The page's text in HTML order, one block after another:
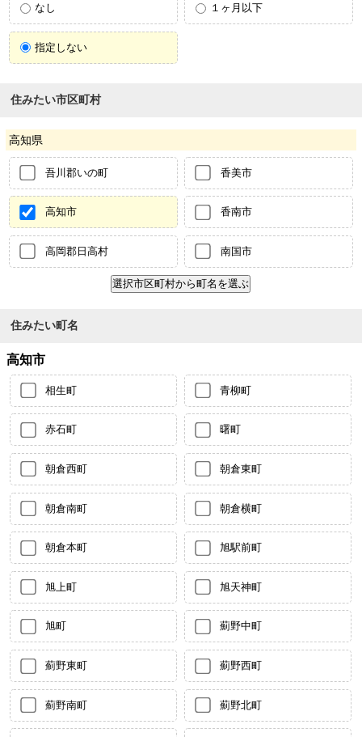
なし １ヶ月以下
指定しない
住みたい市区町村
高知県
吾川郡いの町 香美市
高知市 香南市
高岡郡日高村 南国市
住みたい町名
高知市
相生町 青柳町
赤石町 曙町
朝倉西町 朝倉東町
朝倉南町 朝倉横町
朝倉本町 旭駅前町
旭上町 旭天神町
旭町 薊野中町
薊野東町 薊野西町
薊野南町 薊野北町